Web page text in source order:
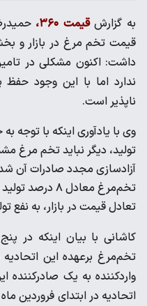
به گزارشقیمت ۳۶۰،
قیمت تخم مرغ در بازار و
داشت: اکنون مشکلی در
ندارد اما با این وجود
ناپذیر است.
وی با یادآوری اینکه با توجه
تولید، دیگر نباید تخم مرغ
تخم‌مرغ معادل
تعادل قیمت در بازار، به نفع
کاشانی با بیان اینکه در
تخم‌مرغ برعهده این
واردکننده به یک
اتحادیه در ابتدای فروردین